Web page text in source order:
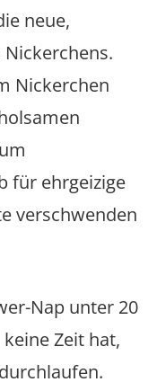
neue,
Nickerchen
für ehrgeizige
verschwenden
Nap unter 20
Zeit hat,